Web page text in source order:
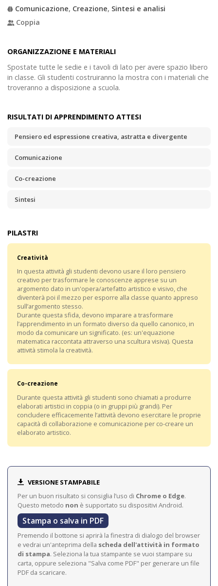
Comunicazione, Creazione, Sintesi e analisi
Coppia
ORGANIZZAZIONE E MATERIALI
Spostate tutte le sedie e i tavoli di lato per avere spazio libero
in classe. Gli studenti costruiranno la mostra con i materiali che
troveranno a disposizione a scuola.
RISULTATI DI APPRENDIMENTO ATTESI
Pensiero ed espressione creativa, astratta e divergente
Comunicazione
Co-creazione
Sintesi
PILASTRI
Creatività
In questa attività gli studenti devono usare il loro pensiero
creativo per trasformare le conoscenze apprese su un
argomento dato in un'opera/artefatto artistico e visivo, che
diventerà poi il mezzo per esporre alla classe quanto appreso
sull’argomento stesso.
Durante questa sfida, devono imparare a trasformare
l’apprendimento in un formato diverso da quello canonico, in
modo da comunicare un significato. (es: un'equazione
matematica raccontata attraverso una scultura visiva). Questa
attività stimola la creatività.
Co-creazione
Durante questa attività gli studenti sono chiamati a produrre
elaborati artistici in coppia (o in gruppi più grandi). Per
concludere efficacemente l’attività devono esercitare le proprie
capacità di collaborazione e comunicazione per co-creare un
elaborato artistico.
VERSIONE STAMPABILE
Per un buon risultato si consiglia l’uso di Chrome o Edge.
Questo metodo non è supportato su dispositivi Android.
Stampa o salva in PDF
Premendo il bottone si aprirà la finestra di dialogo del browser
e vedrai un'anteprima della scheda dell'attività in formato
di stampa. Seleziona la tua stampante se vuoi stampare su
carta, oppure seleziona "Salva come PDF" per generare un file
PDF da scaricare.